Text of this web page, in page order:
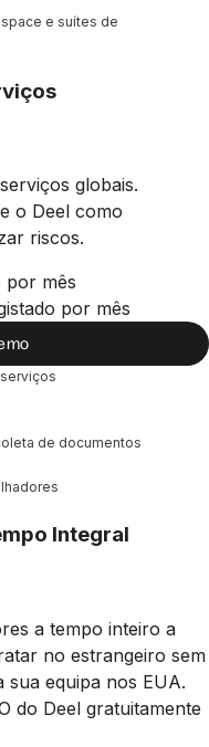
e suítes de
globais.
o Deel como
riscos.
por mês
por mês
de documentos
Integral
a tempo inteiro a
no estrangeiro sem
sua equipa nos EUA.
do Deel gratuitamente